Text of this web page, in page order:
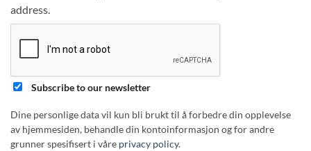
address.
Subscribe to our newsletter
Dine personlige data vil kun bli brukt til å forbedre din opplevelse
av hjemmesiden, behandle din kontoinformasjon og for andre
grunner spesifisert i våre privacy policy.